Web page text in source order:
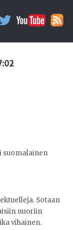
suomalainen
Sotaan
nuoriin
vihainen.